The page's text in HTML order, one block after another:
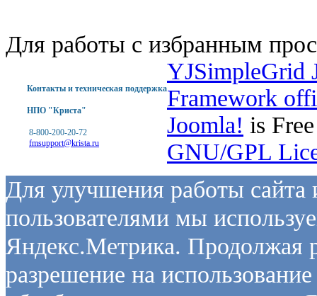
Для работы с избранным
Контакты и техническая поддержка
НПО "Криста"
8-800-200-20-72
fmsupport@krista.ru
YJSimpleGrid
Framework
Joomla! is
GNU/GPL
Для улучшения работы сайта
пользователями мы
Яндекс.Метрика. Продолжая
разрешение на